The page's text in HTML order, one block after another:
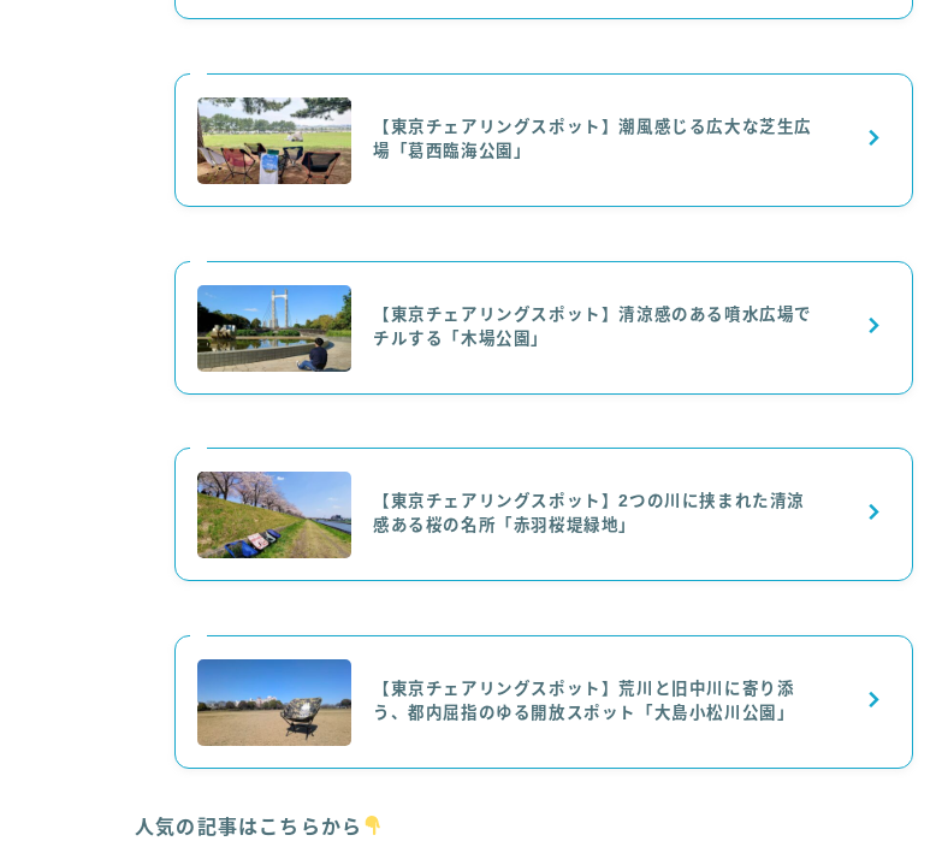
【東京チェアリングスポット】潮風感じる広大な芝生広
場「葛西臨海公園」
【東京チェアリングスポット】清涼感のある噴水広場で
チルする「木場公園」
【東京チェアリングスポット】2つの川に挟まれた清涼
感ある桜の名所「赤羽桜堤緑地」
【東京チェアリングスポット】荒川と旧中川に寄り添
う、都内屈指のゆる開放スポット「大島小松川公園」
人気の記事はこちらから